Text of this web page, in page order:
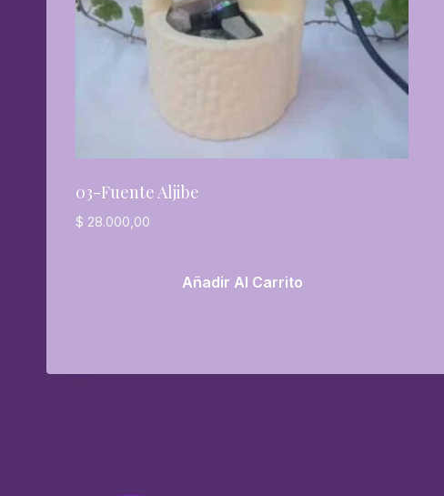
03-Fuente Aljibe
$ 28.000,00
Añadir Al Carrito